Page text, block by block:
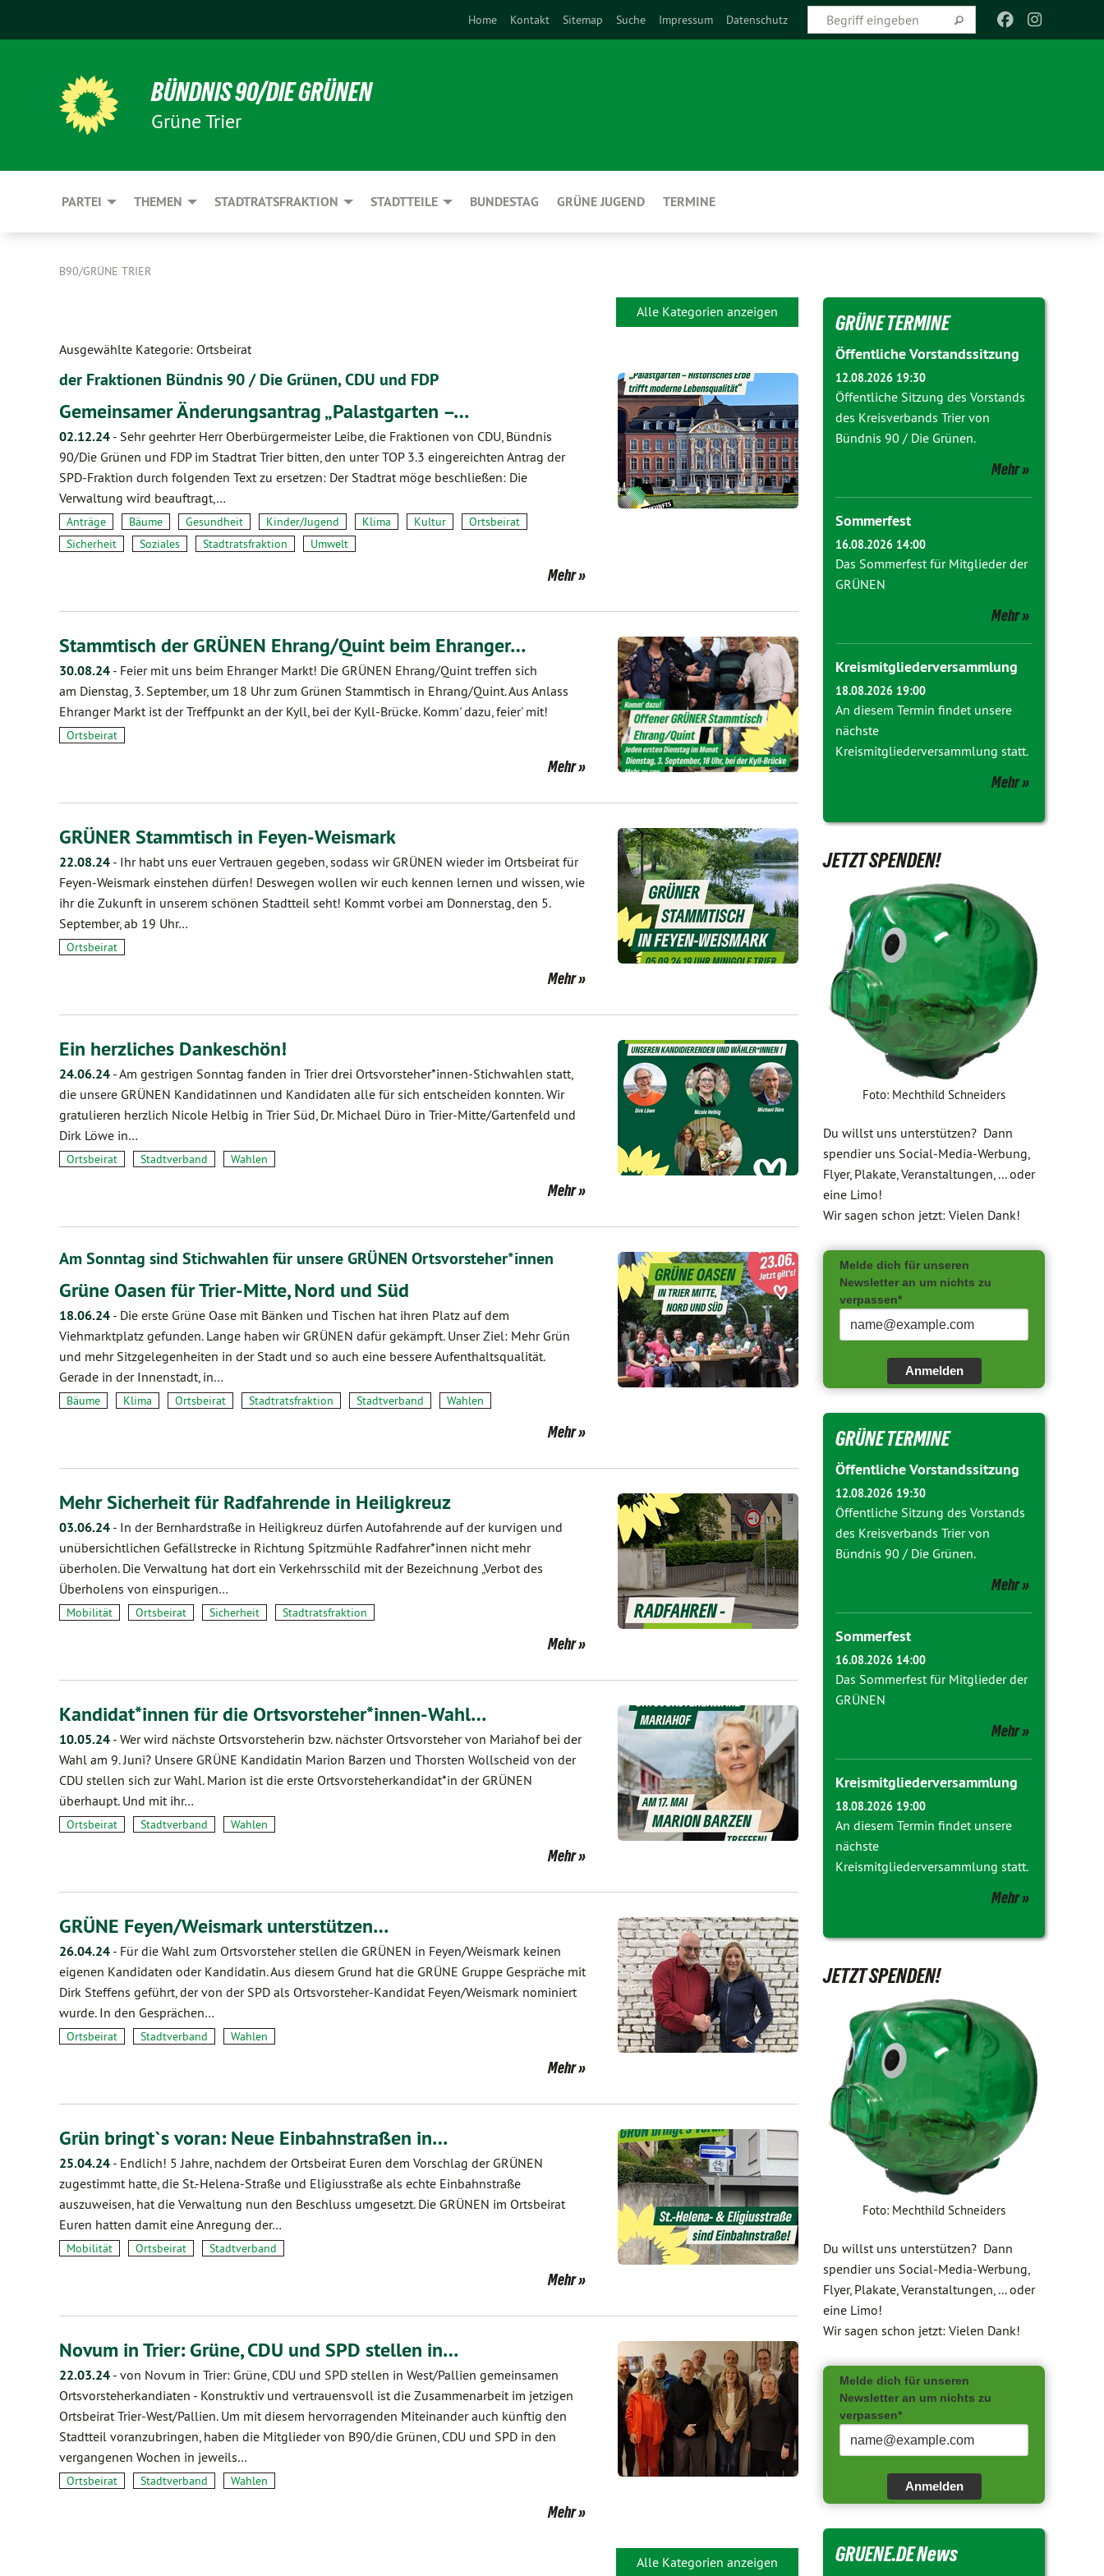
Home Kontakt Sitemap Suche Impressum Datenschutz
BÜNDNIS 90/DIE GRÜNEN
Grüne Trier
PARTEI THEMEN STADTRATSFRAKTION STADTTEILE BUNDESTAG GRÜNE JUGEND TERMINE
B90/GRÜNE TRIER
Alle Kategorien anzeigen
Ausgewählte Kategorie: Ortsbeirat
der Fraktionen Bündnis 90 / Die Grünen, CDU und FDP
Gemeinsamer Änderungsantrag „Palastgarten –…
02.12.24 - Sehr geehrter Herr Oberbürgermeister Leibe, die Fraktionen von CDU, Bündnis
90/Die Grünen und FDP im Stadtrat Trier bitten, den unter TOP 3.3 eingereichten Antrag der
SPD-Fraktion durch folgenden Text zu ersetzen: Der Stadtrat möge beschließen: Die
Verwaltung wird beauftragt,…
Anträge Bäume Gesundheit Kinder/Jugend Klima Kultur
Ortsbeirat
Sicherheit
Soziales Stadtratsfraktion Umwelt
Mehr
Stammtisch der GRÜNEN Ehrang/Quint beim Ehranger…
30.08.24 - Feier mit uns beim Ehranger Markt! Die GRÜNEN Ehrang/Quint treffen sich
am Dienstag, 3. September, um 18 Uhr zum Grünen Stammtisch in Ehrang/Quint. Aus Anlass
Ehranger Markt ist der Treffpunkt an der Kyll, bei der Kyll-Brücke. Komm' dazu, feier' mit!
Ortsbeirat
Mehr
GRÜNER Stammtisch in Feyen-Weismark
22.08.24 - Ihr habt uns euer Vertrauen gegeben, sodass wir GRÜNEN wieder im Ortsbeirat für
Feyen-Weismark einstehen dürfen! Deswegen wollen wir euch kennen lernen und wissen, wie
ihr die Zukunft in unserem schönen Stadtteil seht! Kommt vorbei am Donnerstag, den 5.
September, ab 19 Uhr…
Ortsbeirat
Mehr
Ein herzliches Dankeschön!
24.06.24 -Am gestrigen Sonntag fanden in Trier drei Ortsvorsteher*innen-Stichwahlen statt,
die unsere GRÜNEN Kandidatinnen und Kandidaten alle für sich entscheiden konnten. Wir
gratulieren herzlich Nicole Helbig in Trier Süd, Dr. Michael Düro in Trier-Mitte/Gartenfeld und
Dirk Löwe in…
Ortsbeirat Stadtverband Wahlen
Mehr
Am Sonntag sind Stichwahlen für unsere GRÜNEN Ortsvorsteher*innen
Grüne Oasen für Trier-Mitte, Nord und Süd
18.06.24 - Die erste Grüne Oase mit Bänken und Tischen hat ihren Platz auf dem
Viehmarktplatz gefunden. Lange haben wir GRÜNEN dafür gekämpft. Unser Ziel: Mehr Grün
und mehr Sitzgelegenheiten in der Stadt und so auch eine bessere Aufenthaltsqualität.
Gerade in der Innenstadt, in…
Bäume Klima Ortsbeirat Stadtratsfraktion Stadtverband Wahlen
Mehr
Mehr Sicherheit für Radfahrende in Heiligkreuz
03.06.24 - In der Bernhardstraße in Heiligkreuz dürfen Autofahrende auf der kurvigen und
unübersichtlichen Gefällstrecke in Richtung Spitzmühle Radfahrer*innen nicht mehr
überholen. Die Verwaltung hat dort ein Verkehrsschild mit der Bezeichnung „Verbot des
Überholens von einspurigen…
Mobilität Ortsbeirat Sicherheit Stadtratsfraktion
Mehr
Kandidat*innen für die Ortsvorsteher*innen-Wahl…
10.05.24 - Wer wird nächste Ortsvorsteherin bzw. nächster Ortsvorsteher von Mariahof bei der
Wahl am 9. Juni? Unsere GRÜNE Kandidatin Marion Barzen und Thorsten Wollscheid von der
CDU stellen sich zur Wahl. Marion ist die erste Ortsvorsteherkandidat*in der GRÜNEN
überhaupt. Und mit ihr…
Ortsbeirat Stadtverband Wahlen
Mehr
GRÜNE Feyen/Weismark unterstützen…
26.04.24 - Für die Wahl zum Ortsvorsteher stellen die GRÜNEN in Feyen/Weismark keinen
eigenen Kandidaten oder Kandidatin. Aus diesem Grund hat die GRÜNE Gruppe Gespräche mit
Dirk Steffens geführt, der von der SPD als Ortsvorsteher-Kandidat Feyen/Weismark nominiert
wurde. In den Gesprächen…
Ortsbeirat Stadtverband Wahlen
Mehr
Grün bringt`s voran: Neue Einbahnstraßen in…
25.04.24 - Endlich! 5 Jahre, nachdem der Ortsbeirat Euren dem Vorschlag der GRÜNEN
zugestimmt hatte, die St.-Helena-Straße und Eligiusstraße als echte Einbahnstraße
auszuweisen, hat die Verwaltung nun den Beschluss umgesetzt. Die GRÜNEN im Ortsbeirat
Euren hatten damit eine Anregung der…
Mobilität Ortsbeirat Stadtverband
Mehr
Novum in Trier: Grüne, CDU und SPD stellen in…
22.03.24 - von Novum in Trier: Grüne, CDU und SPD stellen in West/Pallien gemeinsamen
Ortsvorsteherkandiaten - Konstruktiv und vertrauensvoll ist die Zusammenarbeit im jetzigen
Ortsbeirat Trier-West/Pallien. Um mit diesem hervorragenden Miteinander auch künftig den
Stadtteil voranzubringen, haben die Mitglieder von B90/die Grünen, CDU und SPD in den
vergangenen Wochen in jeweils…
Ortsbeirat Stadtverband Wahlen
Mehr
Alle Kategorien anzeigen
GRÜNE TERMINE
Öffentliche Vorstandssitzung
12.08.2026 19:30
Öffentliche Sitzung des Vorstands
des Kreisverbands Trier von
Bündnis 90 / Die Grünen.
Mehr
Sommerfest
16.08.2026 14:00
Das Sommerfest für Mitglieder der
GRÜNEN
Mehr
Kreismitgliederversammlung
18.08.2026 19:00
An diesem Termin findet unsere
nächste
Kreismitgliederversammlung statt.
Mehr
JETZT SPENDEN!
Foto: Mechthild Schneiders
Du willst uns unterstützen? Dann
spendier uns Social-Media-Werbung,
Flyer, Plakate, Veranstaltungen, ... oder
eine Limo!
Wir sagen schon jetzt: Vielen Dank!
Melde dich für unseren
Newsletter an um nichts zu
verpassen*
Anmelden
GRÜNE TERMINE
Öffentliche Vorstandssitzung
12.08.2026 19:30
Öffentliche Sitzung des Vorstands
des Kreisverbands Trier von
Bündnis 90 / Die Grünen.
Mehr
Sommerfest
16.08.2026 14:00
Das Sommerfest für Mitglieder der
GRÜNEN
Mehr
Kreismitgliederversammlung
18.08.2026 19:00
An diesem Termin findet unsere
nächste
Kreismitgliederversammlung statt.
Mehr
JETZT SPENDEN!
Foto: Mechthild Schneiders
Du willst uns unterstützen? Dann
spendier uns Social-Media-Werbung,
Flyer, Plakate, Veranstaltungen, ... oder
eine Limo!
Wir sagen schon jetzt: Vielen Dank!
Melde dich für unseren
Newsletter an um nichts zu
verpassen*
Anmelden
GRUENE.DE News